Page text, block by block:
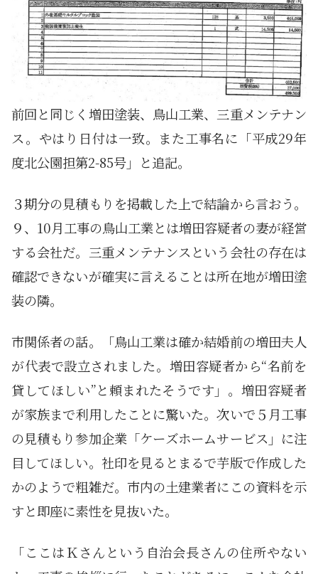
前回と同じく増田塗装、鳥山工業、三重メンテナン
ス。やはり日付は一致。また工事名に「平成29年
度北公園担第2-85号」と追記。
３期分の見積もりを掲載した上で結論から言おう。
９、10月工事の鳥山工業とは増田容疑者の妻が経営
する会社だ。三重メンテナンスという会社の存在は
確認できないが確実に言えることは所在地が増田塗
装の隣。
市関係者の話。「鳥山工業は確か結婚前の増田夫人
が代表で設立されました。増田容疑者から“名前を
貸してほしい”と頼まれたそうです」。増田容疑者
が家族まで利用したことに驚いた。次いで５月工事
の見積もり参加企業「ケーズホームサービス」に注
目してほしい。社印を見るとまるで芋版で作成した
かのようで粗雑だ。市内の土建業者にこの資料を示
すと即座に素性を見抜いた。
「ここはＫさんという自治会長さんの住所やない